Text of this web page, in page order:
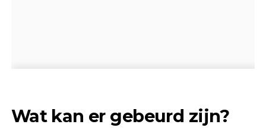
Wat kan er gebeurd zijn?